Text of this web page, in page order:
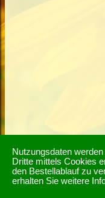
Nutzungsdaten
Dritte mittels Cookies
den Bestellablauf zu
erhalten Sie weitere